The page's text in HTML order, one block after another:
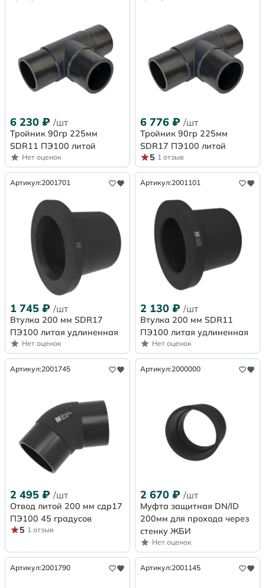
6 230 ₽ /шт
Тройник 90гр 225мм
SDR11 ПЭ100 литой
Нет оценок
6 776 ₽ /шт
Тройник 90гр 225мм
SDR17 ПЭ100 литой
5 1 отзыв
Артикул:2001701
1 745 ₽ /шт
Втулка 200 мм SDR17
ПЭ100 литая удлиненная
Нет оценок
Артикул:2001101
2 130 ₽ /шт
Втулка 200 мм SDR11
ПЭ100 литая удлиненная
Нет оценок
Артикул:2001745
2 495 ₽ /шт
Отвод литой 200 мм сдр17
ПЭ100 45 градусов
5 1 отзыв
Артикул:2000000
2 670 ₽ /шт
Муфта защитная DN/ID
200мм для прохода через
стенку ЖБИ
Нет оценок
Артикул:2001790 Артикул:2001145